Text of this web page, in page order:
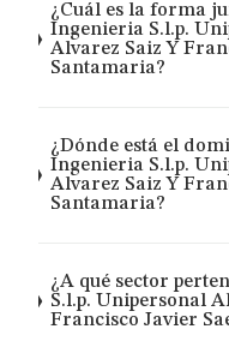
¿Cuál es la forma
Ingenieria S.l.p.
Alvarez Saiz Y
Santamaria?
¿Dónde está el
Ingenieria S.l.p.
Alvarez Saiz Y
Santamaria?
¿A qué sector
S.l.p. Unipersonal
Francisco Javier